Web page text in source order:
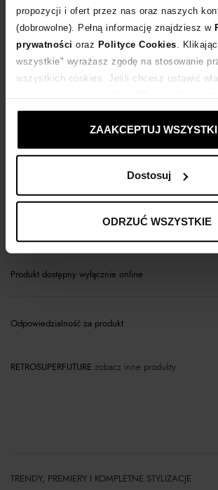
propozycji i ofert przez nas oraz naszych
(dobrowolne). Pełną informację znajdziesz w
prywatności oraz Polityce Cookies .
wszystkie" wyrażasz zgodę na stosowanie
wszystkich cookies. Jeśli chcesz ustawić
ustawienia prywatności.
ZAAKCEPTUJ
Dostosuj
ODRZUĆ WSZYSTKIE
+206 punktówzyskujesz w Klubie Korzyści
Kup teraz, Zapłać później!
Produkt dostępny wyłącznie online
Odpowiedzialność za produkt
RETROSUPERFUTURE zobacz inne produkty
TRENDY, PREMIERY I KOMPLETNE STYLIZACJE